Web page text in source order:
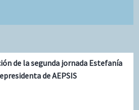
de la segunda jornada Estefanía
de AEPSIS